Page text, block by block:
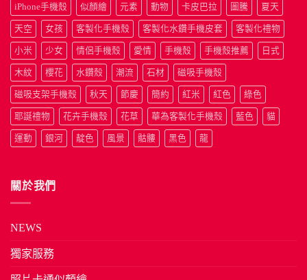
iPhone手機殼 似顏繪 元素 動物 卡皮巴拉 圖騰 夏天
天空 女孩 客製化手機殼 客製化水鑽手機皮套 客製化禮物
小米 少女 情侶手機殼 愛情 手機殼 手機殼推薦 日式
木紋 櫻花 水鑽殼 潮流 石材 磁吸手機殼
磁吸支架手機殼 秋天 節慶 簡約 紅米 紅色 綠色
耶誕禮物 花卉手機殼 花草 華為客製化手機殼 藍色 貓
運動 銀河 靛色 風景 骷髏 黑色 龍
關於我們
NEWS
獨家服務